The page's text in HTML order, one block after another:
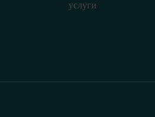
услуги